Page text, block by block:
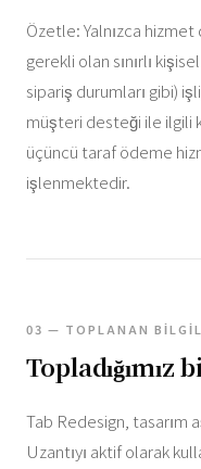
Özetle: Yalnızca
gerekli olan sınırlı
sipariş durumları gibi)
müşteri desteği ile ilgili
üçüncü taraf ödeme
işlenmektedir.
03 — TOPLANAN
Topladığımız
Tab Redesign, tasarım
Uzantıyı aktif olarak